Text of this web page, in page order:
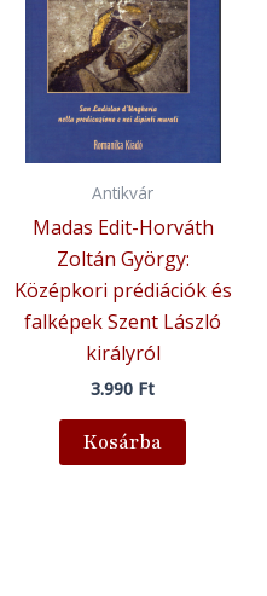
Antikvár
Madas Edit-Horváth
Zoltán György:
Középkori prédiációk és
falképek Szent László
királyról
3.990 Ft
Kosárba